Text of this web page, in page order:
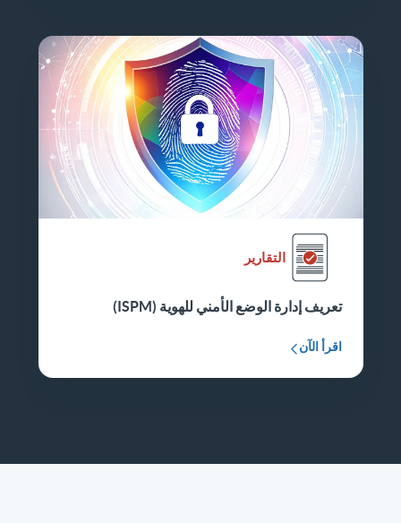
التقارير
تعريف إدارة الوضع الأمني للهوية (ISPM)
اقرأ الآن